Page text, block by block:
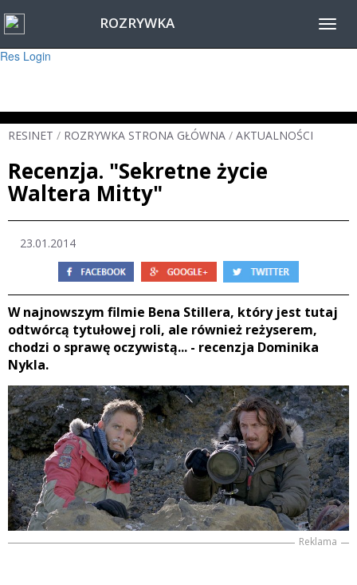
Warning
: session_start(): Failed to read session data: user (path: ) in
Res Login
ROZRYWKA
RESINET / ROZRYWKA STRONA GŁÓWNA / AKTUALNOŚCI
Recenzja. "Sekretne życie
Waltera Mitty"
23.01.2014
W najnowszym filmie Bena Stillera, który jest tutaj
odtwórcą tytułowej roli, ale również reżyserem,
chodzi o sprawę oczywistą... - recenzja Dominika
Nykla.
Reklama